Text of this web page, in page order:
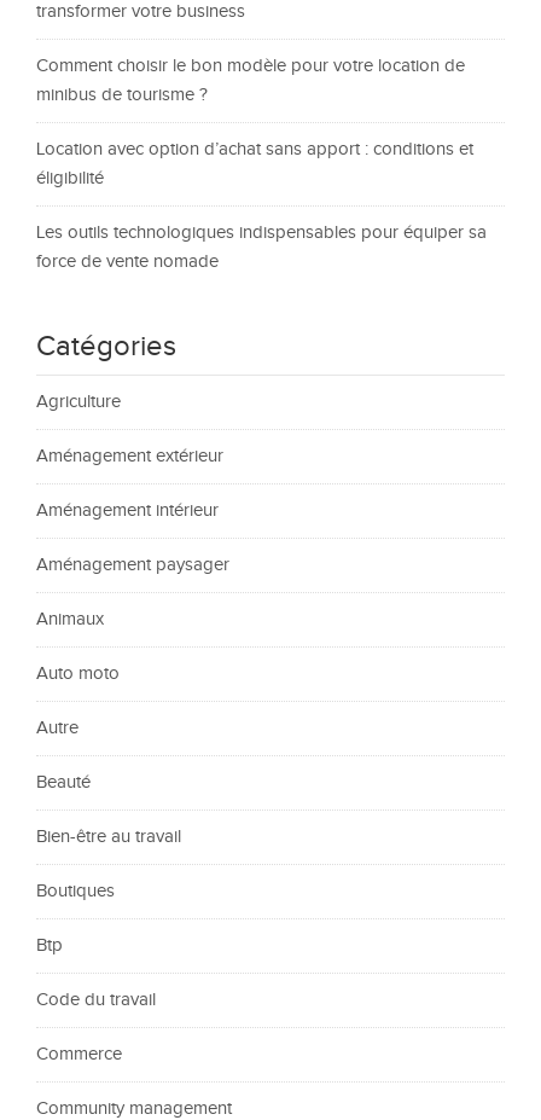
transformer votre business
Comment choisir le bon modèle pour votre location de
minibus de tourisme ?
Location avec option d’achat sans apport : conditions et
éligibilité
Les outils technologiques indispensables pour équiper sa
force de vente nomade
Catégories
Agriculture
Aménagement extérieur
Aménagement intérieur
Aménagement paysager
Animaux
Auto moto
Autre
Beauté
Bien-être au travail
Boutiques
Btp
Code du travail
Commerce
Community management